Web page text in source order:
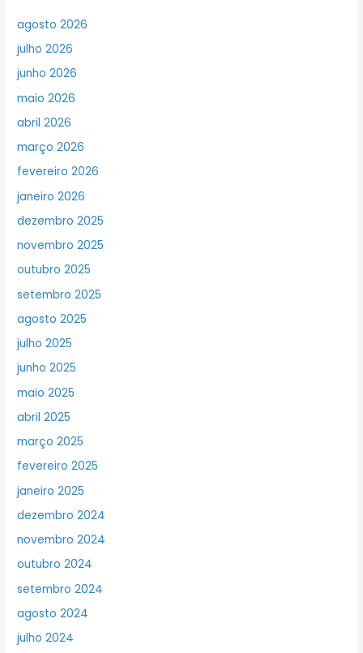
agosto 2026
julho 2026
junho 2026
maio 2026
abril 2026
março 2026
fevereiro 2026
janeiro 2026
dezembro 2025
novembro 2025
outubro 2025
setembro 2025
agosto 2025
julho 2025
junho 2025
maio 2025
abril 2025
março 2025
fevereiro 2025
janeiro 2025
dezembro 2024
novembro 2024
outubro 2024
setembro 2024
agosto 2024
julho 2024